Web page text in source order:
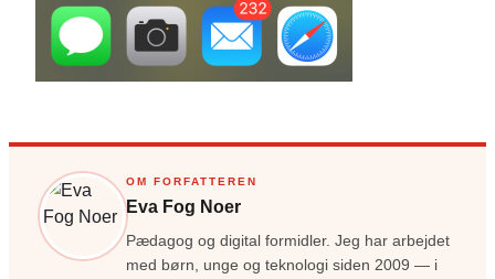
OM FORFATTEREN
Eva Fog Noer
Pædagog og digital formidler. Jeg har arbejdet
med børn, unge og teknologi siden 2009 — i